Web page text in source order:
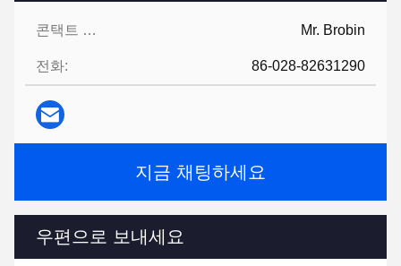
콘택트 렌즈: Mr. Brobin
전화: 86-028-82631290
지금 채팅하세요
우편으로 보내세요